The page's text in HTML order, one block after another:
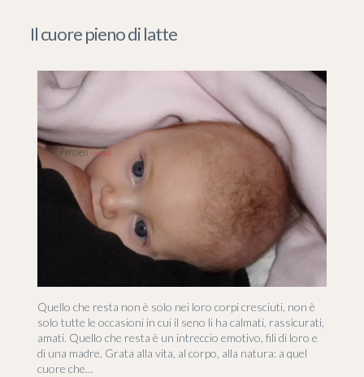
Il cuore pieno di latte
Quello che resta non è solo nei loro corpi cresciuti, non è
solo tutte le occasioni in cui il seno li ha calmati, rassicurati,
amati. Quello che resta è un intreccio emotivo, fili di loro e
di una madre. Grata alla vita, al corpo, alla natura: a quel
cuore che…